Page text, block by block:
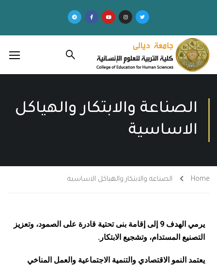
الصناعة والابتكار والهياكل
الاساسية
Home الصناعة والابتكار والهياكل الاساسية
يرمي الهدف 9 إلى إقامة بنى تحتية قادرة على الصمود، وتعزيز
التصنيع المستدام، وتشجيع الابتكار.
يعتمد النمو الاقتصادي والتنمية الاجتماعية والعمل المناخي